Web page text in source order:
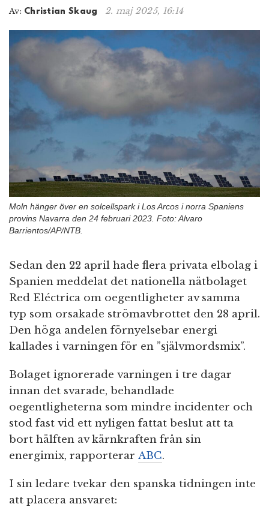
o
Av: Christian Skaug 2. maj 2025, 16:14
Moln hänger över en solcellspark i Los Arcos i norra Spaniens
provins Navarra den 24 februari 2023. Foto: Alvaro
Barrientos/AP/NTB.
Sedan den 22 april hade flera privata elbolag i
Spanien meddelat det nationella nätbolaget
Red Eléctrica om oegentligheter av samma
typ som orsakade strömavbrottet den 28 april.
Den höga andelen förnyelsebar energi
kallades i varningen för en ”självmordsmix”.
Bolaget ignorerade varningen i tre dagar
innan det svarade, behandlade
oegentligheterna som mindre incidenter och
stod fast vid ett nyligen fattat beslut att ta
bort hälften av kärnkraften från sin
energimix, rapporterar ABC.
I sin ledare tvekar den spanska tidningen inte
att placera ansvaret: